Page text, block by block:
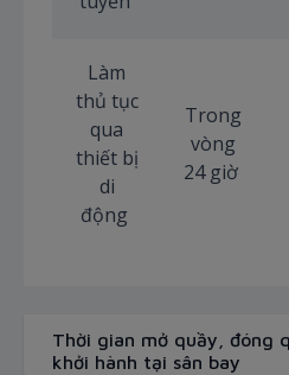
Làm
thủ tục
qua
thiết bị
di
động
Trong
vòng
24 giờ
Thời gian mở quầy, đóng
khởi hành tại sân bay